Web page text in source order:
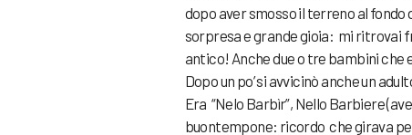
dopo aver smosso il terreno al
sorpresa e grande gioia: mi ritrovai
antico! Anche due o tre bambini che
Dopo un po’ si avvicinò anche un
Era “Nelo Barbìr”, Nello Barbiere
buontempone: ricordo che girava